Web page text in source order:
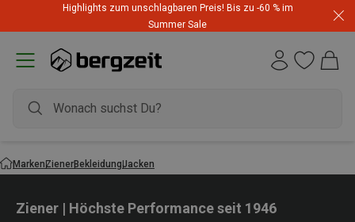
Highlights zum unschlagbaren Preis! Bis zu -60 % im
Summer Sale
MarkenZienerBekleidungJacken
Ziener | Höchste Performance seit 1946